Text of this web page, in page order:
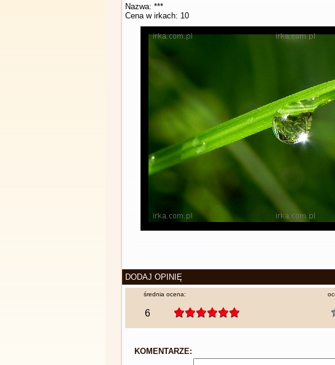
Nazwa: ***
Cena w irkach: 10
DODAJ OPINIĘ
średnia ocena:
6
KOMENTARZE: